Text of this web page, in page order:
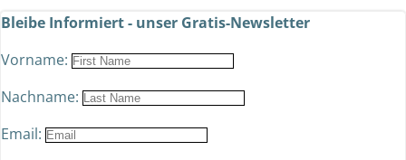
Bleibe Informiert - unser Gratis-Newsletter
Vorname:
Nachname:
Email: